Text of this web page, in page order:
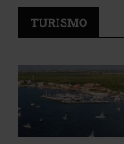
TURISMO